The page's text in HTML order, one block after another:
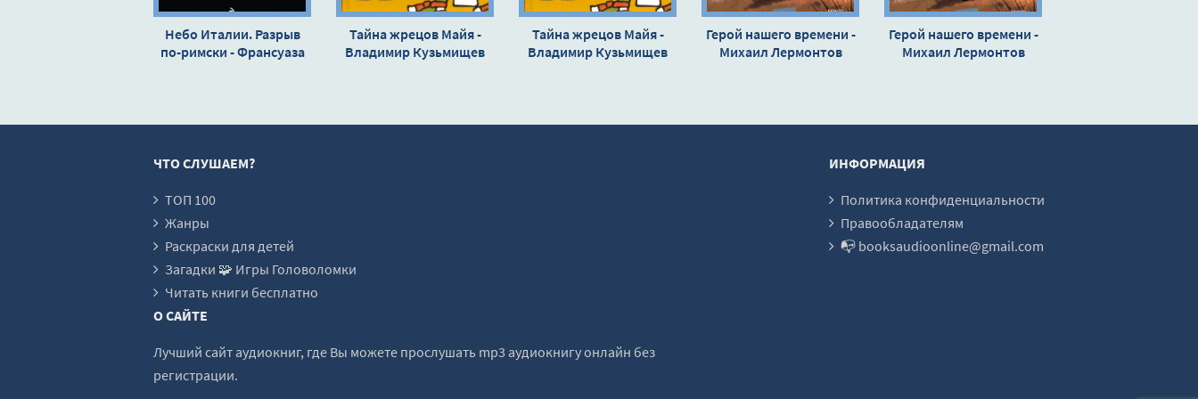
18-Gl14-01
19-Gl14-02
23-Gl16-03
24-Gl17-01
25-Gl17-02
26-Gl18
28-Gl19-02
30-Gl20-01
Небо Италии. Разрыв
по-римски - Франсуаза
Тайна жрецов Майя -
Владимир Кузьмищев
Тайна жрецов Майя -
Владимир Кузьмищев
Герой нашего времени -
Михаил Лермонтов
Герой нашего времени -
Михаил Лермонтов
ЧТО СЛУШАЕМ?
ТОП 100
Жанры
Раскраски для детей
Загадки 🧩 Игры Головоломки
Читать книги бесплатно
ИНФОРМАЦИЯ
Политика конфиденциальности
Правообладателям
📭 booksaudioonline@gmail.com
О САЙТЕ
Лучший сайт аудиокниг, где Вы можете прослушать mp3 аудиокнигу онлайн без
регистрации.